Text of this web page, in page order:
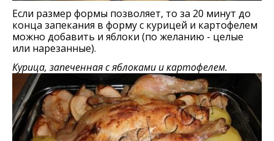
Если размер формы позволяет, то за 20 минут до
конца запекания в форму с курицей и картофелем
можно добавить и яблоки (по желанию - целые
или нарезанные).
Курица, запеченная с яблоками и картофелем.